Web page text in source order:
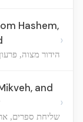
Hashem,
הידור מצוה,
›
and
שליחת ספרים,
›